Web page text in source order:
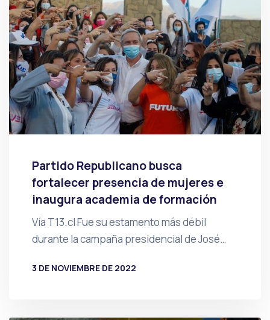
Partido Republicano busca
fortalecer presencia de mujeres e
inaugura academia de formación
Vía T13.cl Fue su estamento más débil
durante la campaña presidencial de José…
3 DE NOVIEMBRE DE 2022